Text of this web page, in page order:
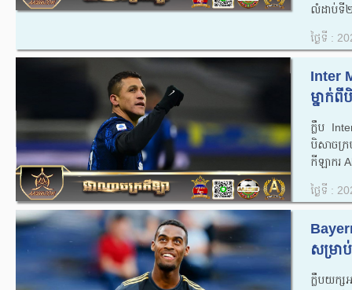
លំដាប់ទី
ថ្ងៃទី :
Inter
ម្នាក់
ក្លឹប
បិសាចក្
កីឡាករ
ថ្ងៃទី :
សម្រា
ក្លឹបយក្